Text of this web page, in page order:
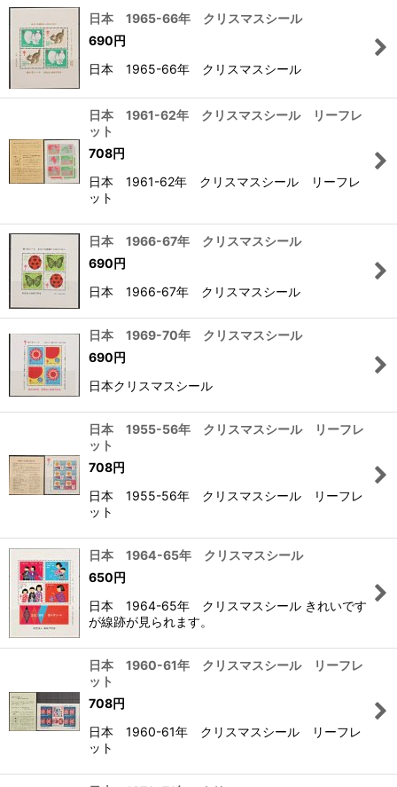
日本 1965-66年 クリスマスシール
690円
日本 1965-66年 クリスマスシール
日本 1961-62年 クリスマスシール リーフレ
ット
708円
日本 1961-62年 クリスマスシール リーフレ
ット
日本 1966-67年 クリスマスシール
690円
日本 1966-67年 クリスマスシール
日本 1969-70年 クリスマスシール
690円
日本クリスマスシール
日本 1955-56年 クリスマスシール リーフレ
ット
708円
日本 1955-56年 クリスマスシール リーフレ
ット
日本 1964-65年 クリスマスシール
650円
日本 1964-65年 クリスマスシール きれいです
が線跡が見られます。
日本 1960-61年 クリスマスシール リーフレ
ット
708円
日本 1960-61年 クリスマスシール リーフレ
ット